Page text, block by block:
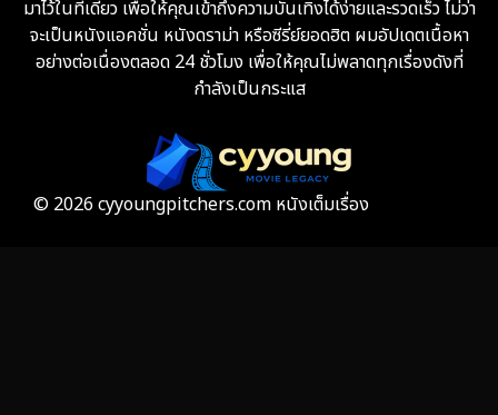
Fiction 9
มาไว้ในที่เดียว เพื่อให้คุณเข้าถึงความบันเทิงได้ง่ายและรวดเร็ว ไม่ว่า
จะเป็นหนังแอคชั่น หนังดราม่า หรือซีรี่ย์ยอดฮิต ผมอัปเดตเนื้อหา
อย่างต่อเนื่องตลอด 24 ชั่วโมง เพื่อให้คุณไม่พลาดทุกเรื่องดังที่
กำลังเป็นกระแส
© 2026 cyyoungpitchers.com หนังเต็มเรื่อง